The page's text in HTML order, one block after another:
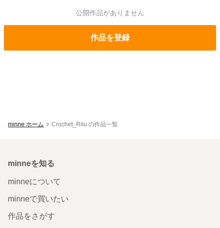
公開作品がありません
作品を登録
minne ホーム Crochet_Rilu の作品一覧
minneを知る
minneについて
minneで買いたい
作品をさがす